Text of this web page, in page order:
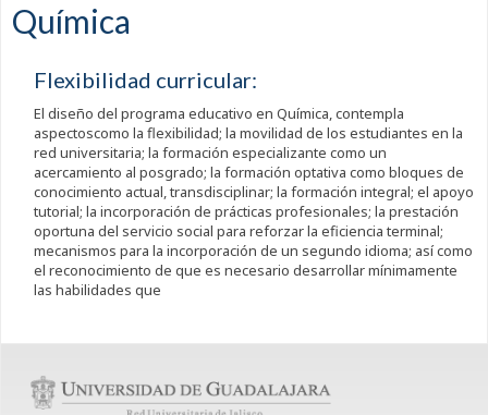
Química
Flexibilidad curricular:
El diseño del programa educativo en Química, contempla
aspectoscomo la flexibilidad; la movilidad de los estudiantes en la
red universitaria; la formación especializante como un
acercamiento al posgrado; la formación optativa como bloques de
conocimiento actual, transdisciplinar; la formación integral; el apoyo
tutorial; la incorporación de prácticas profesionales; la prestación
oportuna del servicio social para reforzar la eficiencia terminal;
mecanismos para la incorporación de un segundo idioma; así como
el reconocimiento de que es necesario desarrollar mínimamente
las habilidades que